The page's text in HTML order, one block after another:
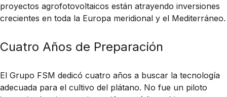
proyectos agrofotovoltaicos están atrayendo inversiones
crecientes en toda la Europa meridional y el Mediterráneo.
Cuatro Años de Preparación
El Grupo FSM dedicó cuatro años a buscar la tecnología
adecuada para el cultivo del plátano. No fue un piloto